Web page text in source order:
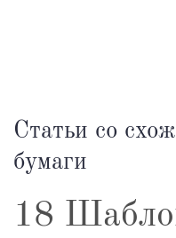
Статьи со
бумаги
18